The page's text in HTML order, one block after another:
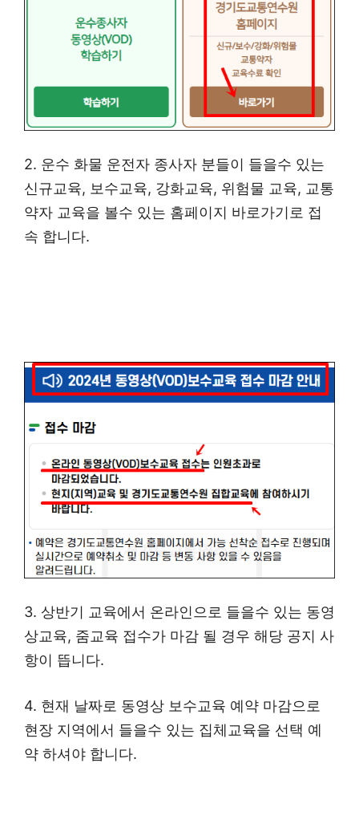
2. 운수 화물 운전자 종사자 분들이 들을수 있는
신규교육, 보수교육, 강화교육, 위험물 교육, 교통
약자 교육을 볼수 있는 홈페이지 바로가기로 접
속 합니다.
3. 상반기 교육에서 온라인으로 들을수 있는 동영
상교육, 줌교육 접수가 마감 될 경우 해당 공지 사
항이 뜹니다.
4. 현재 날짜로 동영상 보수교육 예약 마감으로
현장 지역에서 들을수 있는 집체교육을 선택 예
약 하셔야 합니다.